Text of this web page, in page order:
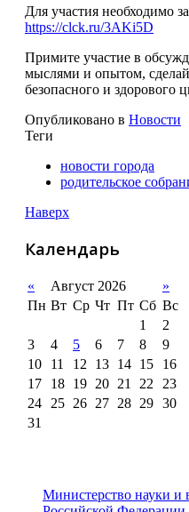
Для участия необходимо
https://clck.ru/3AKi5D
Примите участие в
мыслями и опытом,
безопасного и здорового
Опубликовано в Новости
Теги
новости города
родительское
Наверх
Календарь
« Август 2026
»
Пн Вт Ср Чт Пт Сб Вс
1
2
3
4 5 6 7 8
9
10
11 12 13 14 15
16
17
18 19 20 21 22
23
24
25 26 27 28 29 30
31
Министерство науки и